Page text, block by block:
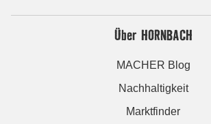
Über HORNBACH
MACHER Blog
Nachhaltigkeit
Marktfinder